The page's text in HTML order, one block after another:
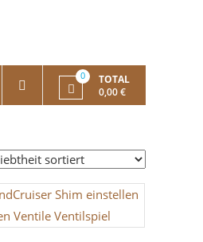
0
TOTAL
0,00 €